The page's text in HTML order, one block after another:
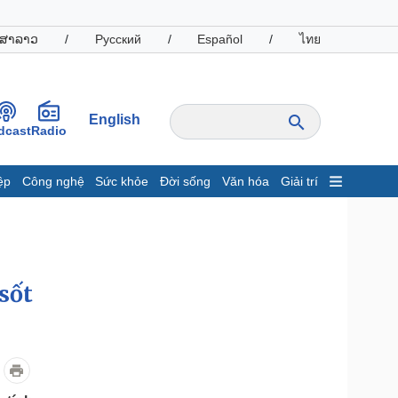
າລາວ / Русский / Español / ไทย
Radio
English
Công nghệ Sức khỏe Đời sống Văn hóa Giải trí
nghiệp